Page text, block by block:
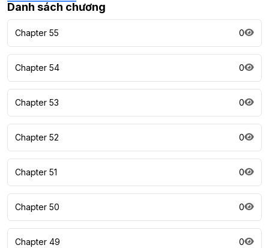
Danh sách chương
Chapter 55 0
Chapter 54 0
Chapter 53 0
Chapter 52 0
Chapter 51 0
Chapter 50 0
Chapter 49 0